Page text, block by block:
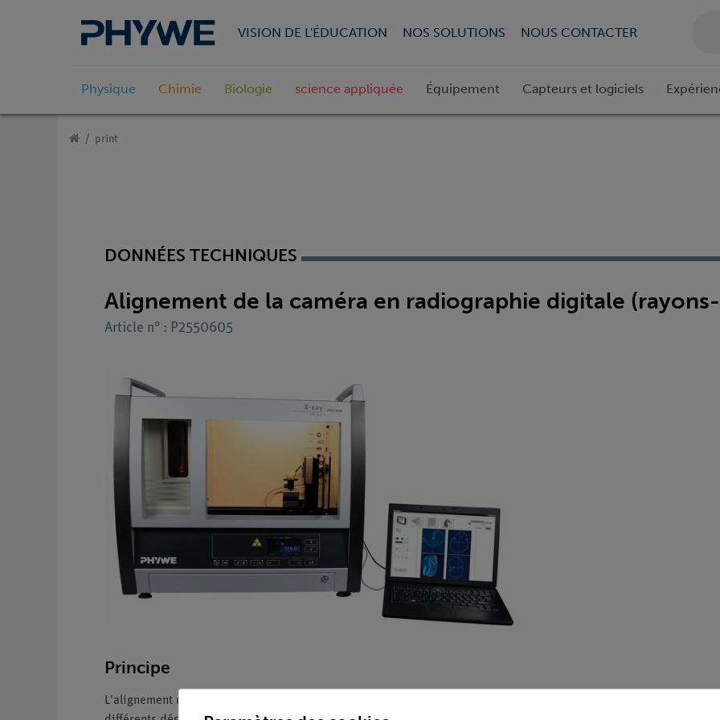
VISION DE L'ÉDUCATION NOS SOLUTIONS NOUS CONTACTER
Physique Chimie Biologie science appliquée Équipement Capteurs et logiciels
print
DONNÉES TECHNIQUES
Alignement de la caméra en radiographie digitale
Article n° : P2550605
Principe
L'alignement du détecteur et de l'étage de rotation est très important pour obtenir des images de qualité